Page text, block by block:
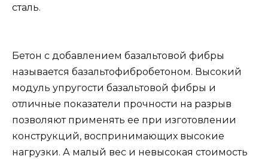
сталь.
Бетон с добавлением базальтовой фибры
называется базальтофибробетоном. Высокий
модуль упругости базальтовой фибры и
отличные показатели прочности на разрыв
позволяют применять ее при изготовлении
конструкций, воспринимающих высокие
нагрузки. А малый вес и невысокая стоимость